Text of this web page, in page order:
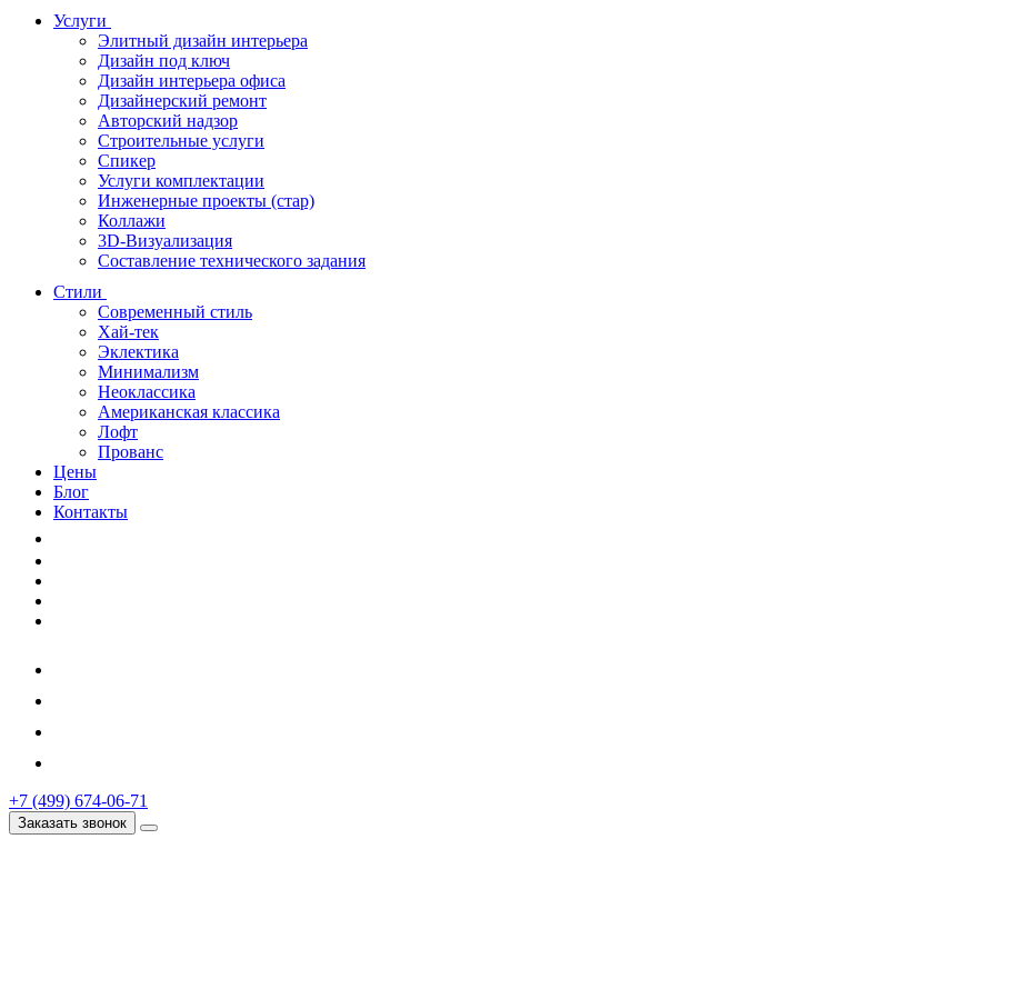
Услуги
Элитный дизайн интерьера
Дизайн под ключ
Дизайн интерьера офиса
Дизайнерский ремонт
Авторский надзор
Строительные услуги
Спикер
Услуги комплектации
Инженерные проекты (стар)
Коллажи
3D-Визуализация
Составление технического задания
Стили
Современный стиль
Хай-тек
Эклектика
Минимализм
Неоклассика
Американская классика
Лофт
Прованс
Цены
Блог
Контакты
+7 (499) 674-06-71
Заказать звонок